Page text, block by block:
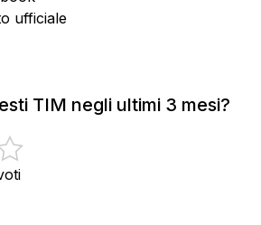
ufficiale
TIM negli ultimi 3 mesi?